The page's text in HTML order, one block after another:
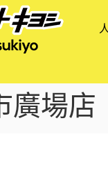
廣場店